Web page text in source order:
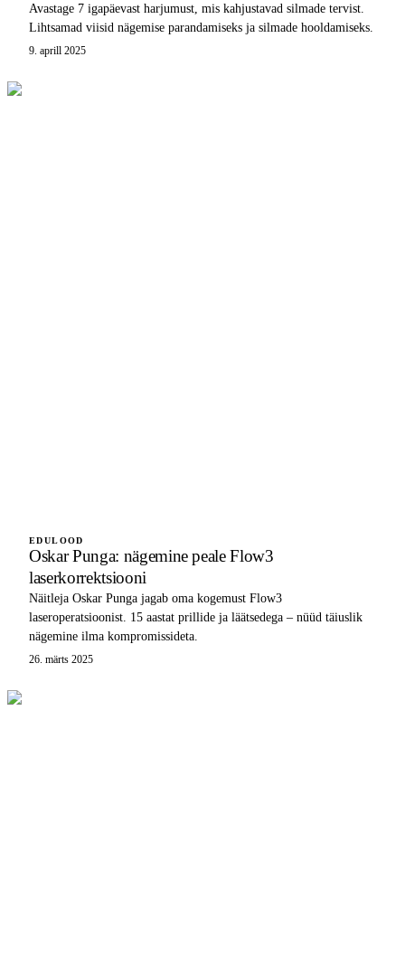
Avastage 7 igapäevast harjumust, mis kahjustavad silmade tervist.
Lihtsamad viisid nägemise parandamiseks ja silmade hooldamiseks.
9. aprill 2025
EDULOOD
Oskar Punga: nägemine peale Flow3
laserkorrektsiooni
Näitleja Oskar Punga jagab oma kogemust Flow3
laseroperatsioonist. 15 aastat prillide ja läätsedega – nüüd täiuslik
nägemine ilma kompromissideta.
26. märts 2025